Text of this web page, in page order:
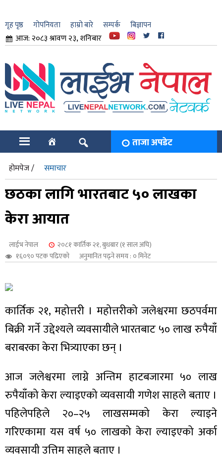
गृह पृष्ठ गोपनियता हाम्रो बारे सम्पर्क बिज्ञापन
आज: २०८३ श्रावण २३, शनिबार
ताजा अपडेट
होमपेज / समाचार
छठका लागि भारतबाट ५० लाखका
केरा आयात
लाईभ नेपाल
२०८१ कार्तिक २१, बुधबार (१ साल अघि)
१६०९० पटक पढिएको
अनुमानित पढ्ने समय : ० मिनेट
कार्तिक २१, महोत्तरी । महोत्तरीको जलेश्वरमा छठपर्वमा
बिक्री गर्ने उद्देश्यले व्यवसायीले भारतबाट ५० लाख रुपैयाँ
बराबरका केरा भित्र्याएका छन् ।
आज जलेश्वरमा लाग्ने अन्तिम हाटबजारमा ५० लाख
रुपैयाँको केरा ल्याइएको व्यवसायी गणेश साहले बताए ।
पहिलेपहिले २०–२५ लाखसम्मको केरा ल्याइने
गरिएकामा यस वर्ष ५० लाखको केरा ल्याइएको अर्का
व्यवसायी उत्तिम साहले बताए ।